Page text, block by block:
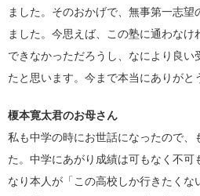
ました。そのおかげで、無事第一志望
ました。今思えば、この塾に通わな
できなかっただろうし、なにより良い
たと思います。今まで本当にありがと
榎本寛太君のお母さん
私も中学の時にお世話になったので、
た。中学にあがり成績は可もなく不可
なり本人が「この高校しか行きたくな